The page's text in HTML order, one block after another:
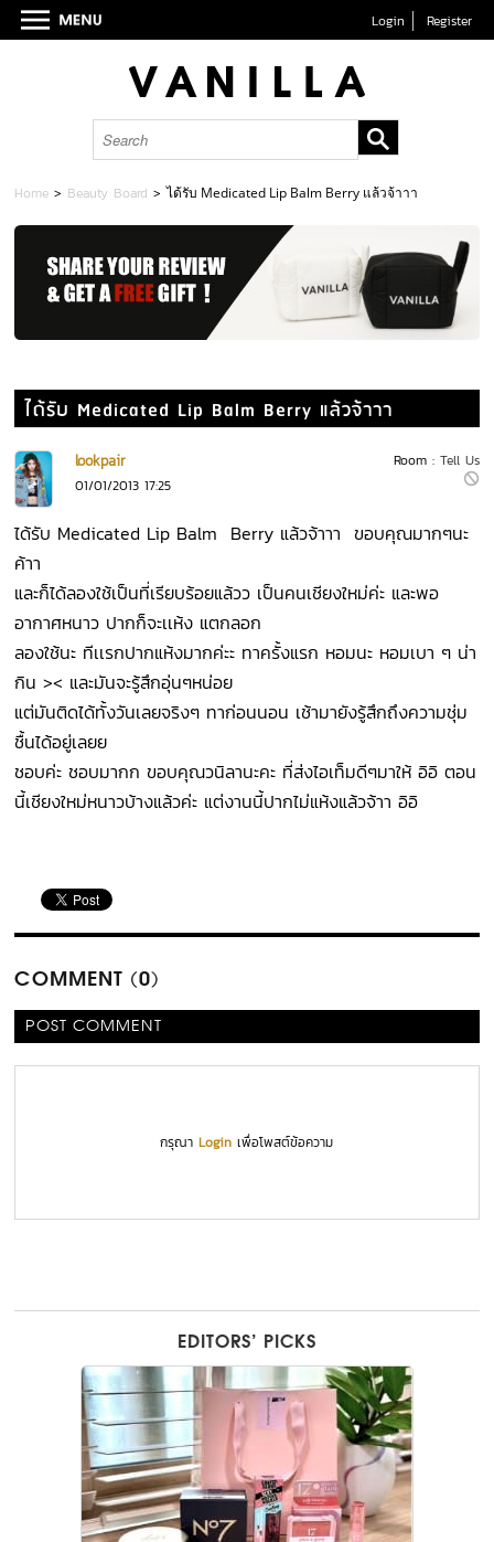
Login Register
Home > Beauty Board >ได้รับ Medicated Lip Balm Berry แล้วจ้าาา
ได้รับ Medicated Lip Balm Berry แล้วจ้าาา
Room : Tell Us
lookpair
01/01/2013 17:25
ได้รับ Medicated Lip Balm Berry แล้วจ้าาา ขอบคุณมากๆนะ
ค้าา
และก็ได้ลองใช้เป็นที่เรียบร้อยแล้วว เป็นคนเชียงใหม่ค่ะ และพอ
อากาศหนาว ปากก็จะเเห้ง แตกลอก
ลองใช้นะ ทีเเรกปากแห้งมากค่ะะ ทาครั้งแรก หอมนะ หอมเบา ๆ น่า
กิน >< และมันจะรู้สึกอุ่นๆหน่อย
แต่มันติดได้ทั้งวันเลยจริงๆ ทาก่อนนอน เช้ามายังรู้สึกถึงความชุ่ม
ชื้นได้อยู่เลยย
ชอบค่ะ ชอบมากก ขอบคุณวนิลานะคะ ที่ส่งไอเท็มดีๆมาให้ อิอิ ตอน
นี้เชียงใหม่หนาวบ้างแล้วค่ะ แต่งานนี้ปากไม่แห้งแล้วจ้าา อิอิ
COMMENT (0)
POST COMMENT
กรุณาLogin เพื่อโพสต์ข้อความ
EDITORS’ PICKS